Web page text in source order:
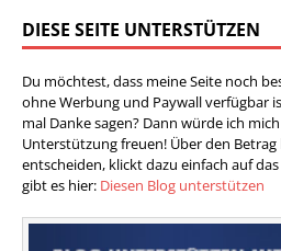
DIESE SEITE UNTERSTÜTZEN
Du möchtest, dass meine Seite noch
ohne Werbung und Paywall verfügbar
mal Danke sagen? Dann würde ich
Unterstützung freuen! Über den
entscheiden, klickt dazu einfach auf
gibt es hier: Diesen Blog unterstützen